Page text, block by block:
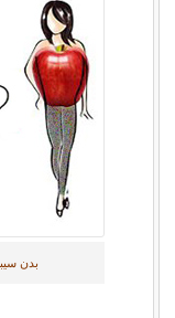
بدن